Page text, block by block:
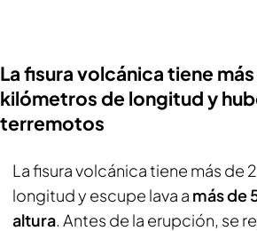
La fisura volcánica tiene
kilómetros de longitud y
terremotos
La fisura volcánica tiene más de
longitud y escupe lava a más de
altura. Antes de la erupción, se